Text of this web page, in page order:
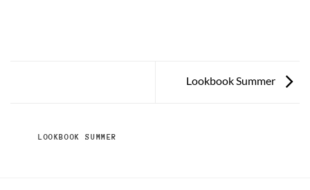
Lookbook Summer
LOOKBOOK SUMMER